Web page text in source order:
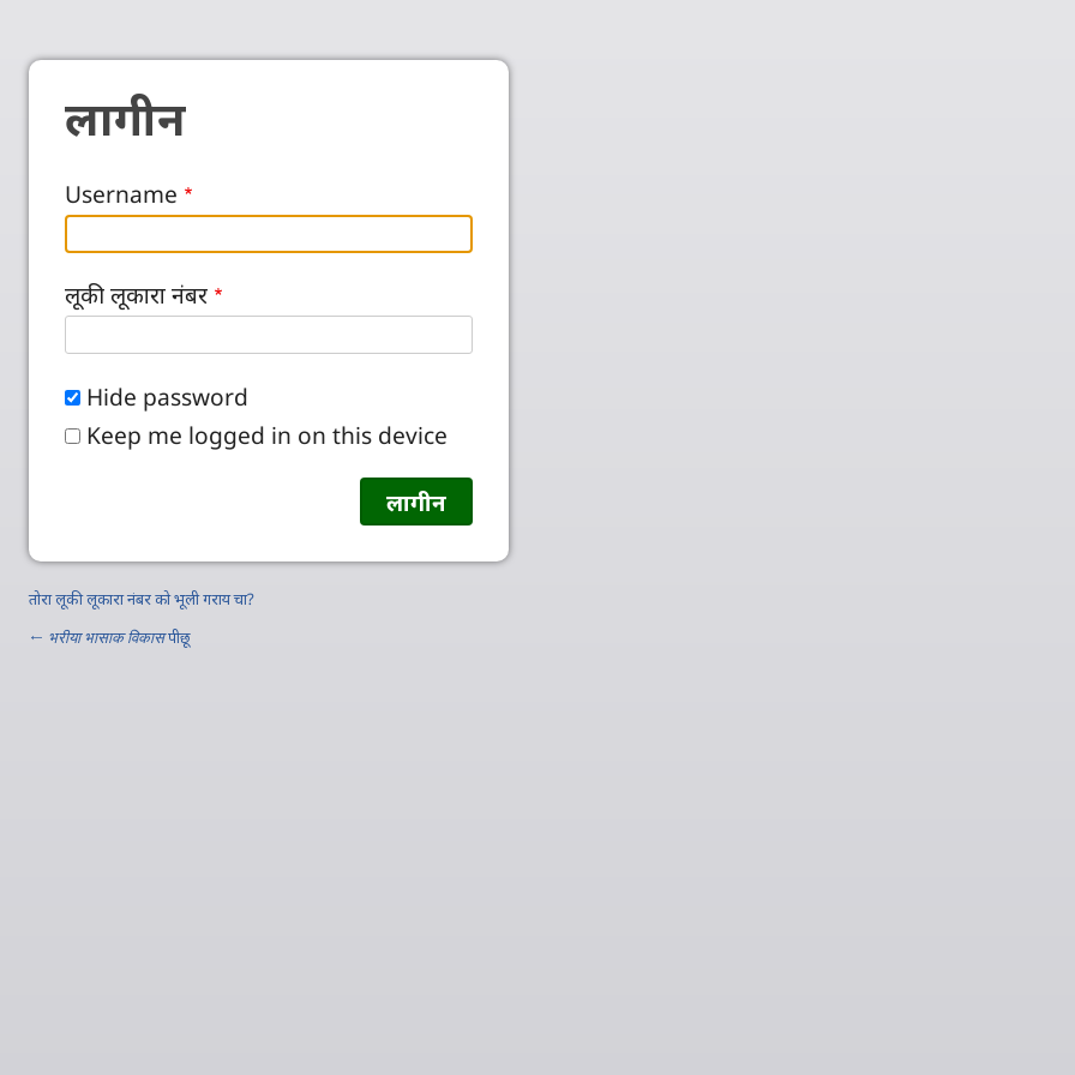
लागीन
Username
लूकी लूकारा नंबर
Hide password
Keep me logged in on this device
तोरा लूकी लूकारा नंबर को भूली गराय चा?
← भरीया भासाक विकासपीछू